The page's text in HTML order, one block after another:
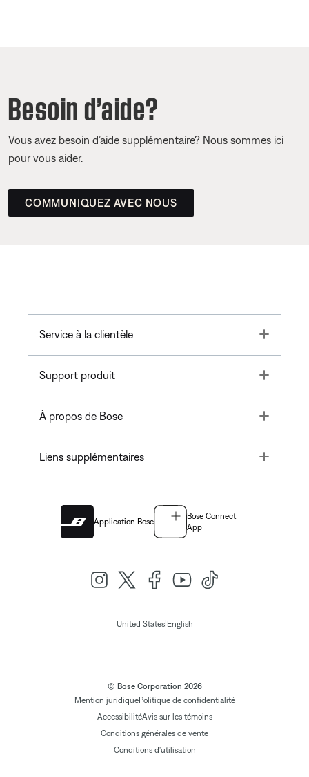
Besoin d’aide?
Vous avez besoin d’aide supplémentaire? Nous sommes ici
pour vous aider.
COMMUNIQUEZ AVEC NOUS
Service à la clientèle Toggle
Support produit Toggle
À propos de Bose Toggle
Liens supplémentaires Toggle
Application Bose
Bose Connect
App
United States| English
© Bose Corporation 2026
Mention juridiquePolitique de confidentialité
AccessibilitéAvis sur les témoins
Conditions générales de vente
Conditions d'utilisation